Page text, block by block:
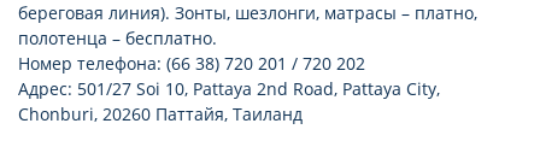
береговая линия). Зонты, шезлонги, матрасы – платно,
полотенца – бесплатно.
Номер телефона: (66 38) 720 201 / 720 202
Адрес: 501/27 Soi 10, Pattaya 2nd Road, Pattaya City,
Chonburi, 20260 Паттайя, Таиланд